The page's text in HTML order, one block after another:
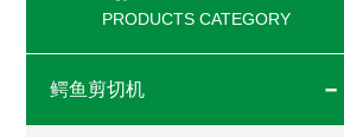
PRODUCTS CATEGORY
鳄鱼剪切机